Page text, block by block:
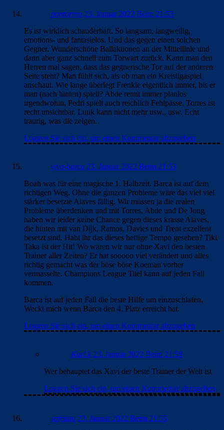
pontormo 23. Januar 2022 Beim 21:53
Es ist wirklich schauderhaft. So langsam, langweilig,
emotions- und fantasielos. Und das gegen einen solchen
Gegner. Wunderschöne Ballaktionen an der Mittellinie und
dann aber ganz schnell zum Torwart zurück. Kann man den
Herren mal sagen, dass das gegnerische Tor auf der anderen
Seite steht? Man fühlt sich, als ob man ein Kreisligaspiel
anschaut. Wie lange überlegt Frenkie eigentlich immer, bis er
man (nach hinten) spielt? Abde rennt immer planlos
irgendwohin, Pedri spielt auch reichlich Fehlpässe. Torres ist
recht unsichtbar. Luuk kann nicht mehr usw., usw. Echt
traurig, was die zeigen.
Loggen Sie sich ein, um einen Kommentar abzugeben
viva-barca 23. Januar 2022 Beim 21:53
Boah was für eine magische 1. Halbzeit. Barca ist auf dem
richtigen Weg. Ohne die ganzen Probleme wäre das viel viel
stärker besetzte Alaves fällig. Wir müssen ja die realen
Probleme überdenken und mit Torres, Abde und De Jong
haben wir leider keine Chance gegen dieses krasse Alaves,
die hinten mit van Dijk, Ramos, Davies und Trent exzellent
besetzt sind. Habt ihr das dieses heftige Tempo gesehen? Tiki
Taka ist der Hit! Wo wären wir nur ohne Xavi den besten
Trainer aller Zeiten? Er hat sooooo viel verändert und alles
richtig gemacht was der böse böse Koeman vorher
vermasselte. Champions League Titel kann auf jeden Fall
kommen.
Barca ist auf jeden Fall die beste Hilfe um einzuschlafen.
Weckt mich wenn Barca den 4. Platz erreicht hat.
Loggen Sie sich ein, um einen Kommentar abzugeben
Karl.k 23. Januar 2022 Beim 21:59
Wer behauptet das Xavi der beste Trainer der Welt ist
Loggen Sie sich ein, um einen Kommentar abzugeben
safettito 23. Januar 2022 Beim 21:55